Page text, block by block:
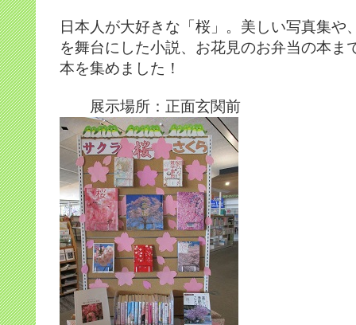
日本人が大好きな「桜」。美しい写真集や
を舞台にした小説、お花見のお弁当の本ま
本を集めました！
展示場所：正面玄関前